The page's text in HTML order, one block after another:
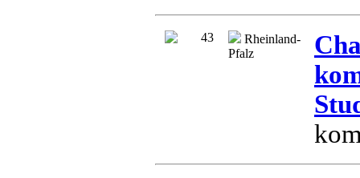
43
Rheinland-
Pfalz